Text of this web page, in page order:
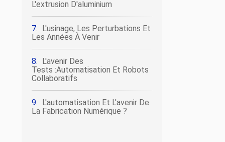
L'extrusion D'aluminium
L'usinage, Les Perturbations Et
Les Années À Venir
L'avenir Des
Tests :automatisation Et Robots
Collaboratifs
L'automatisation Et L'avenir De
La Fabrication Numérique ?